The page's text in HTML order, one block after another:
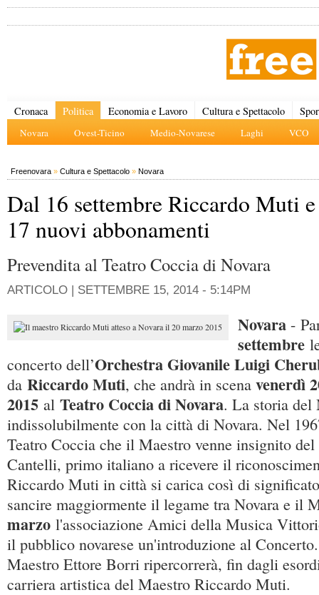
Cronaca Politica
Novara Ovest-Ticino Medio-Novarese Laghi VCO
Economia e Lavoro Cultura e Spettacolo
Freenovara » Cultura e Spettacolo » Novara
Dal 16 settembre Riccardo Muti
17 nuovi abbonamenti
Prevendita al Teatro Coccia di Novara
ARTICOLO | SETTEMBRE 15, 2014 - 5:14PM
Novara -
settembre
concerto dell’Orchestra Giovanile Luigi
da Riccardo Muti, che andrà in scena venerdì
2015 al Teatro Coccia di Novara. La storia del
indissolubilmente con la città di Novara. Nel
Teatro Coccia che il Maestro venne insignito
Cantelli, primo italiano a ricevere il
Riccardo Muti in città si carica così di
sancire maggiormente il legame tra Novara e il
marzo l'associazione Amici della Musica
il pubblico novarese un'introduzione al
Maestro Ettore Borri ripercorrerà, fin dagli
carriera artistica del Maestro Riccardo Muti.